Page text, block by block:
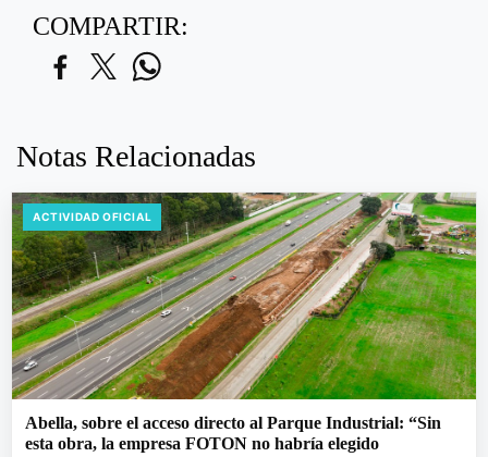
COMPARTIR:
Notas Relacionadas
ACTIVIDAD OFICIAL
Abella, sobre el acceso directo al Parque Industrial: “Sin
esta obra, la empresa FOTON no habría elegido